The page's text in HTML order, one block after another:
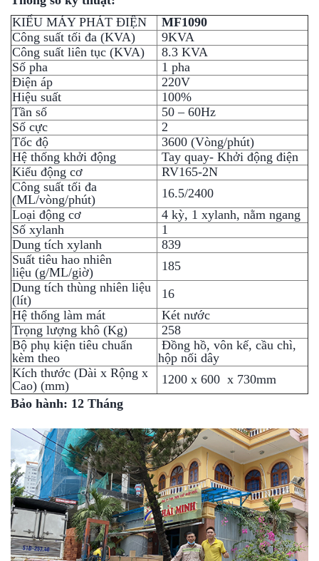
KIỂU MÁY PHÁT ĐIỆN
MF1090
Công suất tối đa (KVA)
9KVA
Công suất liên tục (KVA)
8.3 KVA
Số pha
1 pha
Điện áp
220V
Hiệu suất
100%
Tần số
50 – 60Hz
Số cực
2
Tốc độ
3600 (Vòng/phút)
Hệ thống khởi động
Tay quay- Khởi động điện
Kiểu động cơ
RV165-2N
Công suất tối đa
(ML/vòng/phút)
16.5/2400
Loại động cơ
4 kỳ, 1 xylanh, nằm ngang
Số xylanh
1
Dung tích xylanh
839
Suất tiêu hao nhiên
liệu (g/ML/giờ)
185
Dung tích thùng nhiên liệu
(lít)
16
Hệ thống làm mát
Két nước
Trọng lượng khô (Kg)
258
Bộ phụ kiện tiêu chuẩn
kèm theo
Đồng hồ, vôn kế, cầu chì,
hộp nối dây
Kích thước (Dài x Rộng x
Cao) (mm)
1200 x 600 x 730mm
Bảo hành: 12 Tháng